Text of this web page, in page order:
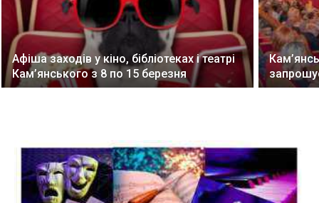
Афіша заходів у кіно, бібліотеках і театрі
Кам’янського з 8 по 15 березня